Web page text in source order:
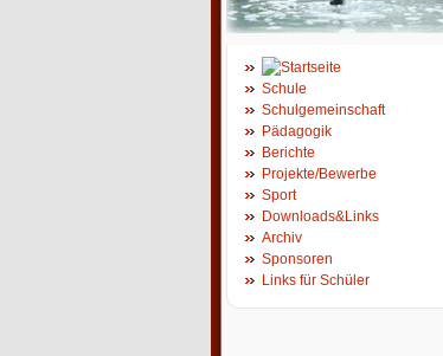
Schule
Schulgemeinschaft
Pädagogik
Berichte
Projekte/Bewerbe
Sport
Downloads&Links
Archiv
Sponsoren
Links für Schüler